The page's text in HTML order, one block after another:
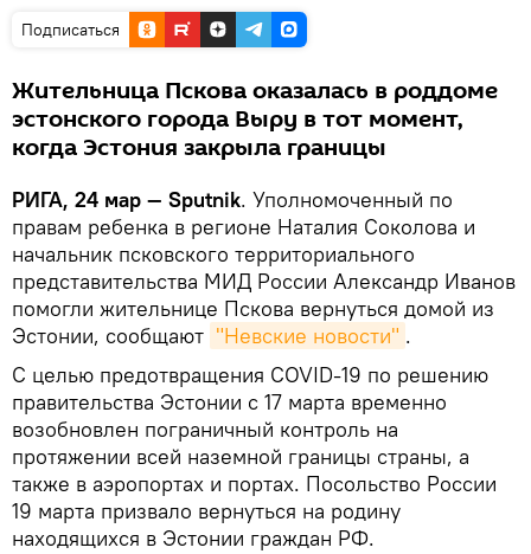
Подписаться
Жительница Пскова оказалась в роддоме
эстонского города Выру в тот момент,
когда Эстония закрыла границы
РИГА, 24 мар — Sputnik. Уполномоченный по
правам ребенка в регионе Наталия Соколова и
начальник псковского территориального
представительства МИД России Александр Иванов
помогли жительнице Пскова вернуться домой из
Эстонии, сообщают "Невские новости" .
С целью предотвращения COVID-19 по решению
правительства Эстонии с 17 марта временно
возобновлен пограничный контроль на
протяжении всей наземной границы страны, а
также в аэропортах и портах. Посольство России
19 марта призвало вернуться на родину
находящихся в Эстонии граждан РФ.